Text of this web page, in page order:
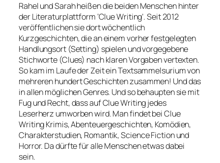
Rahel und Sarah heißen die beiden Menschen hinter
der Literaturplattform ‘Clue Writing’. Seit 2012
veröffentlichen sie dort wöchentlich
Kurzgeschichten, die an einem vorher festgelegten
Handlungsort (Setting) spielen und vorgegebene
Stichworte (Clues) nach klaren Vorgaben vertexten.
So kam im Laufe der Zeit ein Textsammelsurium von
mehreren hundert Geschichten zusammen! Und das
in allen möglichen Genres. Und so behaupten sie mit
Fug und Recht, dass auf Clue Writing jedes
Leserherz umworben wird. Man findet bei Clue
Writing Krimis, Abenteuergeschichten, Komödien,
Charakterstudien, Romantik, Science Fiction und
Horror. Da dürfte für alle Menschen etwas dabei
sein.